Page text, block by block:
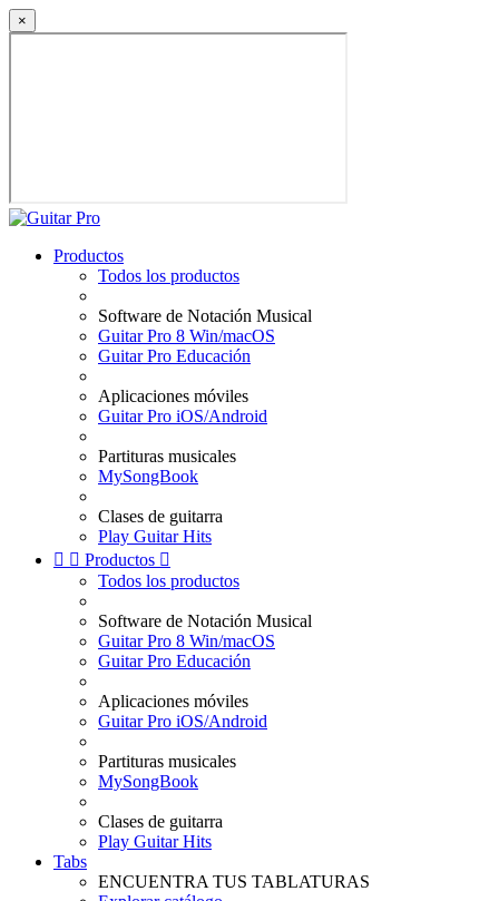
×
Productos
Todos los productos
Software de Notación Musical
Guitar Pro 8 Win/macOS
Guitar Pro Educación
Aplicaciones móviles
Guitar Pro iOS/Android
Partituras musicales
MySongBook
Clases de guitarra
Play Guitar Hits
  Productos 
Todos los productos
Software de Notación Musical
Guitar Pro 8 Win/macOS
Guitar Pro Educación
Aplicaciones móviles
Guitar Pro iOS/Android
Partituras musicales
MySongBook
Clases de guitarra
Play Guitar Hits
Tabs
ENCUENTRA TUS TABLATURAS